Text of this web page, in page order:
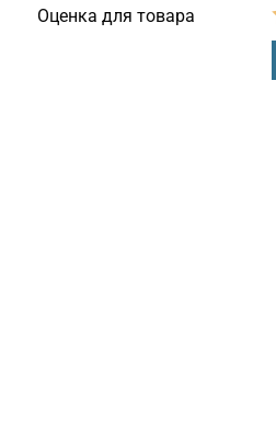
Оценка для товара